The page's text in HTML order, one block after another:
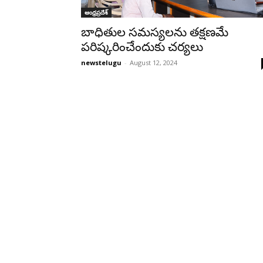
ఆంధ్రప్రదేశ్‌
బాధితుల సమస్యలను తక్షణమే
పరిష్కరించేందుకు చర్యలు
newstelugu - August 12, 2024